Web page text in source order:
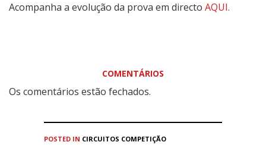
Acompanha a evolução da prova em directo AQUI.
COMENTÁRIOS
Os comentários estão fechados.
POSTED IN CIRCUITOS COMPETIÇÃO